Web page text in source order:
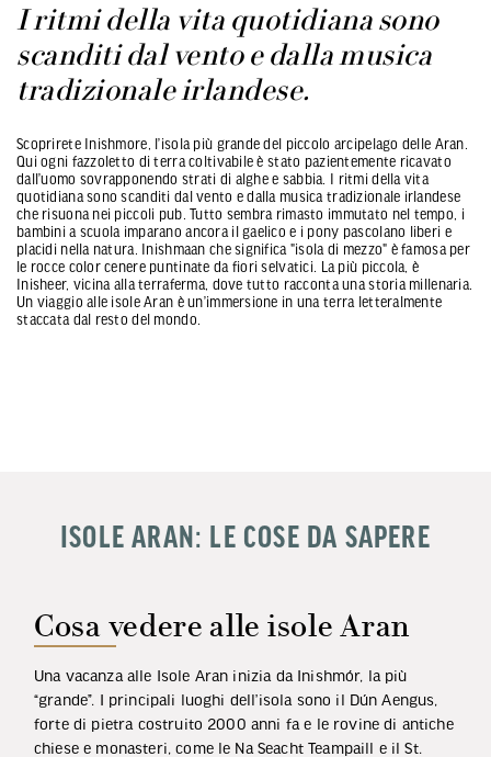
I ritmi della vita quotidiana sono
scanditi dal vento e dalla musica
tradizionale irlandese.
Scoprirete Inishmore, l’isola più grande del piccolo arcipelago delle Aran.
Qui ogni fazzoletto di terra coltivabile è stato pazientemente ricavato
dall’uomo sovrapponendo strati di alghe e sabbia. I ritmi della vita
quotidiana sono scanditi dal vento e dalla musica tradizionale irlandese
che risuona nei piccoli pub. Tutto sembra rimasto immutato nel tempo, i
bambini a scuola imparano ancora il gaelico e i pony pascolano liberi e
placidi nella natura. Inishmaan che significa "isola di mezzo" è famosa per
le rocce color cenere puntinate da fiori selvatici. La più piccola, è
Inisheer, vicina alla terraferma, dove tutto racconta una storia millenaria.
Un viaggio alle isole Aran è un’immersione in una terra letteralmente
staccata dal resto del mondo.
ISOLE ARAN: LE COSE DA SAPERE
Cosa vedere alle isole Aran
Una vacanza alle Isole Aran inizia da Inishmór, la più
“grande”. I principali luoghi dell’isola sono il Dún Aengus,
forte di pietra costruito 2000 anni fa e le rovine di antiche
chiese e monasteri, come le Na Seacht Teampaill e il St.